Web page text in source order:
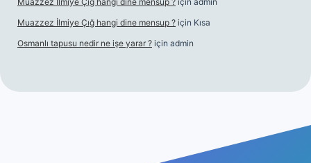
Muazzez İlmiye Çığ hangi dine mensup ? için Kısa
Osmanlı tapusu nedir ne işe yarar ? için admin
m elexbet